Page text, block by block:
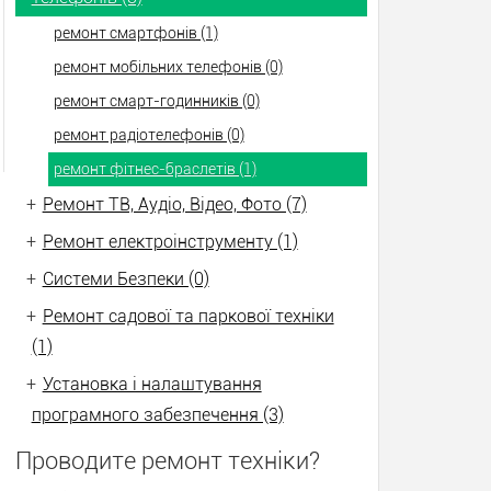
ремонт смартфонів (1)
ремонт мобільних телефонів (0)
ремонт смарт-годинників (0)
ремонт радіотелефонів (0)
ремонт фітнес-браслетів (1)
+ Ремонт ТВ, Аудіо, Відео, Фото (7)
+ Ремонт електроінструменту (1)
+ Системи Безпеки (0)
+ Ремонт садової та паркової техніки
(1)
+ Установка і налаштування
програмного забезпечення (3)
Проводите ремонт техніки?